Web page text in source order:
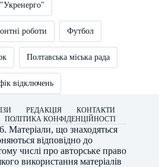
роботи Футбол
Полтавська міська рада
відключень
РЕДАКЦІЯ
КОНТАКТИ
ПОЛІТИКА КОНФІДЕНЦІЙНОСТІ
Матеріали, що знаходяться
відповідно до
числі про авторське право
використання матеріалів